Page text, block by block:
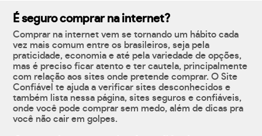
É seguro comprar na internet?
Comprar na internet vem se tornando um hábito cada
vez mais comum entre os brasileiros, seja pela
praticidade, economia e até pela variedade de opções,
mas é preciso ficar atento e ter cautela, principalmente
com relação aos sites onde pretende comprar. O Site
Confiável te ajuda a verificar sites desconhecidos e
também lista nessa página, sites seguros e confiáveis,
onde você pode comprar sem medo, além de dicas pra
você não cair em golpes.